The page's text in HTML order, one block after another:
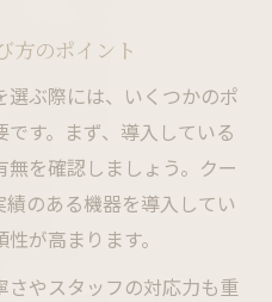
方のポイント
ぶ際には、いくつかのポ
す。まず、導入している
を確認しましょう。クー
のある機器を導入してい
が高まります。
さやスタッフの対応力も重